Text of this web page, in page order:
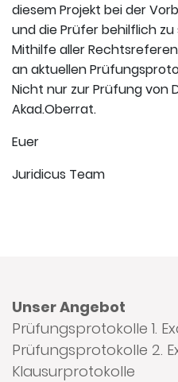
diesem Projekt bei der
und die Prüfer behilflich
Mithilfe aller
an aktuellen
Nicht nur zur Prüfung von
Akad.Oberrat.
Euer
Juridicus Team
Unser Angebot
Prüfungsprotokolle 1.
Prüfungsprotokolle 2.
Klausurprotokolle